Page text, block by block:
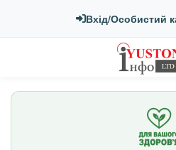
Вхід/Особистий